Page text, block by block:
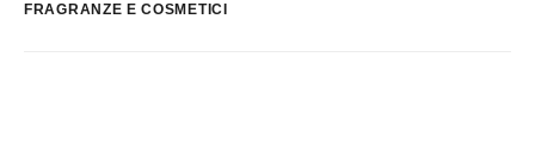
FRAGRANZE E COSMETICI